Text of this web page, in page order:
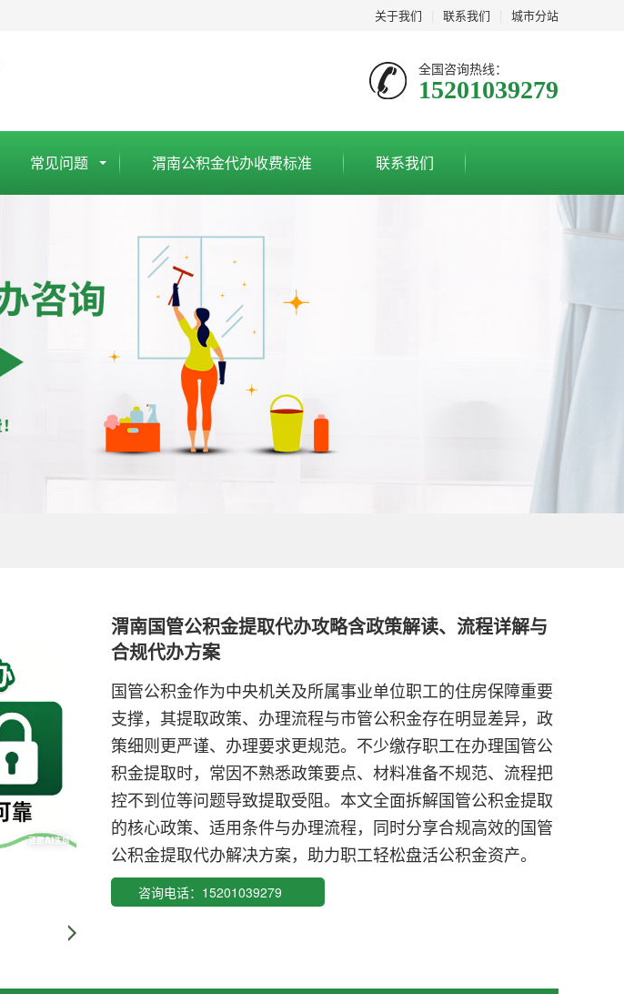
关于我们 联系我们 城市分站
全国咨询热线：
15201039279
常见问题 渭南公积金代办收费标准 联系我们
渭南国管公积金提取代办攻略含政策解读、流程详解与
合规代办方案
国管公积金作为中央机关及所属事业单位职工的住房保障重要
支撑，其提取政策、办理流程与市管公积金存在明显差异，政
策细则更严谨、办理要求更规范。不少缴存职工在办理国管公
积金提取时，常因不熟悉政策要点、材料准备不规范、流程把
控不到位等问题导致提取受阻。本文全面拆解国管公积金提取
的核心政策、适用条件与办理流程，同时分享合规高效的国管
公积金提取代办解决方案，助力职工轻松盘活公积金资产。
咨询电话：15201039279